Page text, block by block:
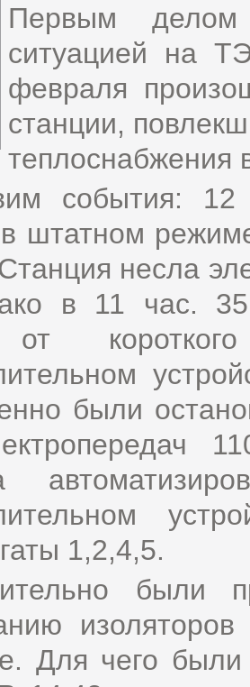
Первым делом
ситуацией на
февраля
станции,
теплоснабжения
события:
штатном
несла
в 11 час. 35
от
были
1,2,4,5.
были
Для чего